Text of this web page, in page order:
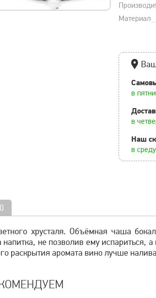
Материал
в
в
Наш
в
хрусталя. Объёмная чаша
напитка, не позволив ему
раскрытия аромата вино лучше